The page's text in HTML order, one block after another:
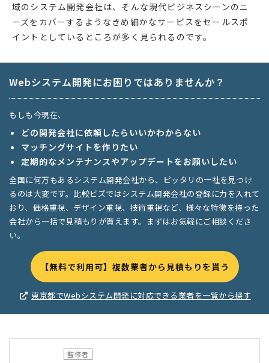
域のシステム開発会社は、そんな現代ビジネスシーンのニ
ーズをカバーするようなきめ細かなサービスをセールスポ
イントとしているところが多く見られるのです。
Webシステム開発にお困りではありませんか？
もしも今現在、
どの開発会社に依頼したらいいかわからない
マッチングサイトを作りたい
定期的なメンテナンスやアップデートをお願いしたい
全国に何万もあるシステム開発会社から、ピッタリの一社を見つけ
るのは大変です。比較ビズではシステム開発会社の登録に力を入れて
おり、価格重視、デザイン重視、技術重視など、様々な特徴を持った
会社から一括で見積もりが貰えます。まずはお気軽にご相談くださ
い。
【無料で利用可】複数業者から見積もりを貰う
東京都でWebシステム開発に対応できる業者を一覧から探す
監修者